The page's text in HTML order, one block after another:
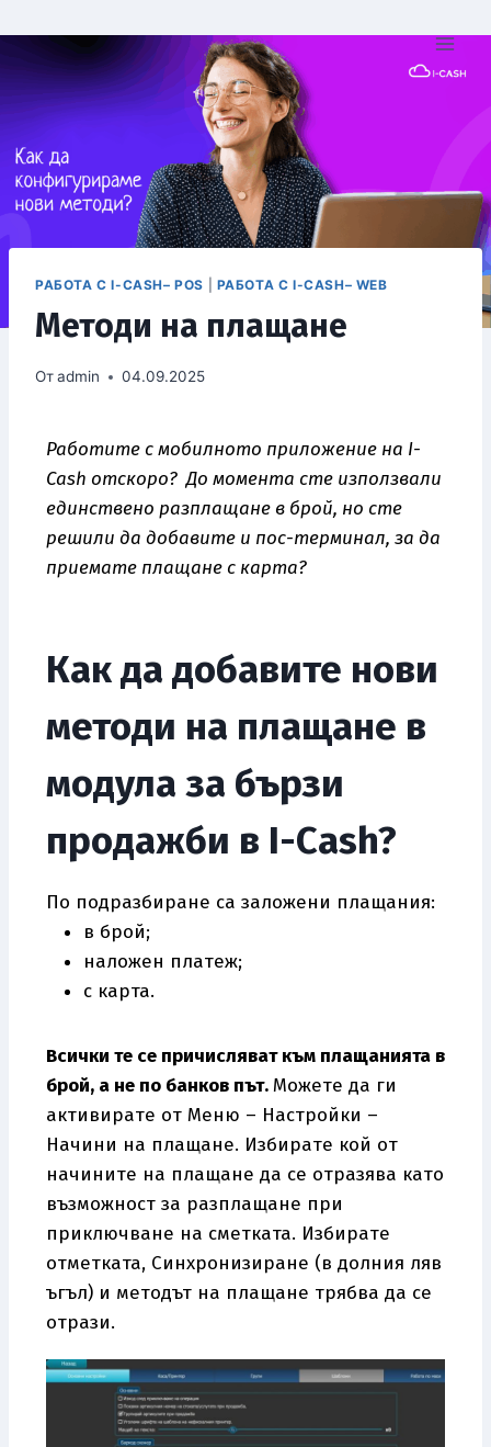
РАБОТА С I-CASH– POS РАБОТА С I-CASH– WEB
Методи на плащане
Отadmin 04.09.2025
Работите с мобилното приложение на I-
Cash отскоро? До момента сте използвали
единствено разплащане в брой, но сте
решили да добавите и пос-терминал, за да
приемате плащане с карта?
Как да добавите нови
методи на плащане в
модула за бързи
продажби в I-Cash?
По подразбиране са заложени плащания:
в брой;
наложен платеж;
с карта.
Всички те се причисляват към плащанията в
брой, а не по банков път.Можете да ги
активирате от Меню – Настройки –
Начини на плащане. Избирате кой от
начините на плащане да се отразява като
възможност за разплащане при
приключване на сметката. Избирате
отметката, Синхронизиране (в долния ляв
ъгъл) и методът на плащане трябва да се
отрази.